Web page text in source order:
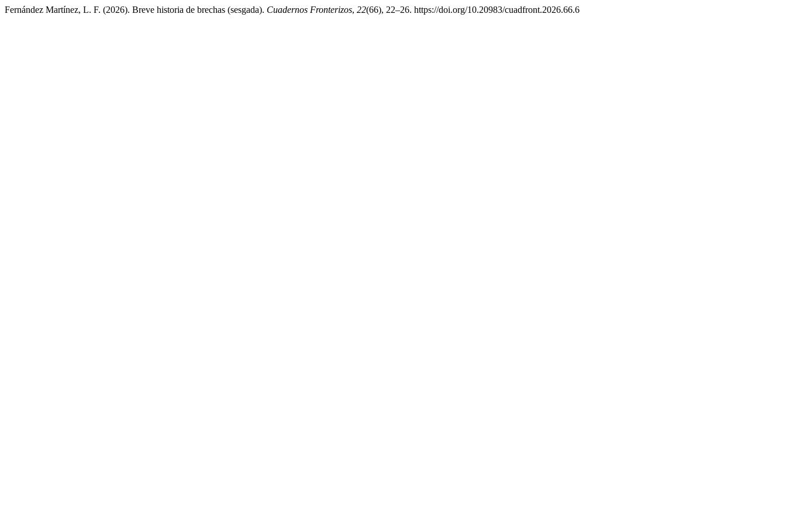
Fernández Martínez, L. F. (2026). Breve historia de brechas (sesgada). Cuadernos Fronterizos, 22(66), 22–26. https://doi.org/10.20983/cuadfront.2026.66.6